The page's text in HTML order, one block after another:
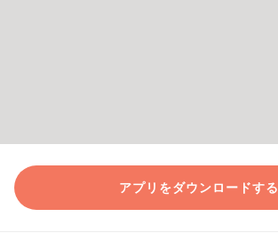
アプリをダウンロードする